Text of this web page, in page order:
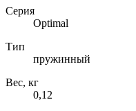
Серия
Optimal
Тип
пружинный
Вес, кг
0,12